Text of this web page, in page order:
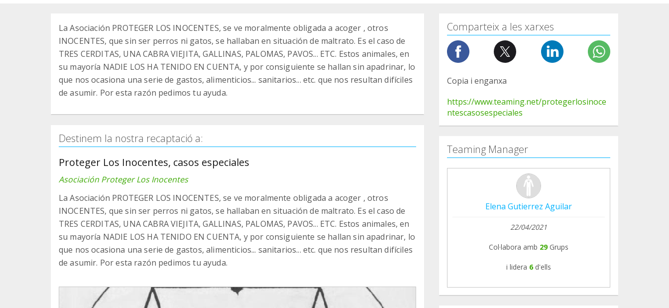
La Asociación PROTEGER LOS INOCENTES, se ve moralmente obligada a acoger , otros
INOCENTES, que sin ser perros ni gatos, se hallaban en situación de maltrato. Es el caso de
TRES CERDITAS, UNA CABRA VIEJITA, GALLINAS, PALOMAS, PAVOS... ETC. Estos animales, en
su mayoría NADIE LOS HA TENIDO EN CUENTA, y por consiguiente se hallan sin apadrinar, lo
que nos ocasiona una serie de gastos, alimenticios... sanitarios... etc. que nos resultan difíciles
de asumir. Por esta razón pedimos tu ayuda.
Destinem la nostra recaptació a:
Proteger Los Inocentes, casos especiales
Asociación Proteger Los Inocentes
La Asociación PROTEGER LOS INOCENTES, se ve moralmente obligada a acoger , otros
INOCENTES, que sin ser perros ni gatos, se hallaban en situación de maltrato. Es el caso de
TRES CERDITAS, UNA CABRA VIEJITA, GALLINAS, PALOMAS, PAVOS... ETC. Estos animales, en
su mayoría NADIE LOS HA TENIDO EN CUENTA, y por consiguiente se hallan sin apadrinar, lo
que nos ocasiona una serie de gastos, alimenticios... sanitarios... etc. que nos resultan difíciles
de asumir. Por esta razón pedimos tu ayuda.
Comparteix a les xarxes
Copia i enganxa
https://www.teaming.net/protegerlosinoce
ntescasosespeciales
Teaming Manager
Elena Gutierrez Aguilar
22/04/2021
Col·labora amb 29Grups
i lidera 6 d'ells